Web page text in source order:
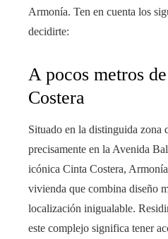
Armonía. Ten en cuenta los
decidirte:
A pocos metros
Costera
Situado en la distinguida zona
precisamente en la Avenida
icónica Cinta Costera,
vivienda que combina diseño
localización inigualable.
este complejo significa tener